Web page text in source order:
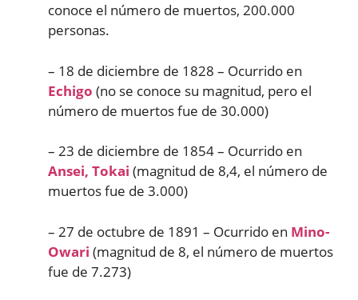
conoce el número de muertos, 200.000
personas.
– 18 de diciembre de 1828 – Ocurrido en
Echigo (no se conoce su magnitud, pero el
número de muertos fue de 30.000)
– 23 de diciembre de 1854 – Ocurrido en
Ansei, Tokai (magnitud de 8,4, el número de
muertos fue de 3.000)
– 27 de octubre de 1891 – Ocurrido en Mino-
Owari (magnitud de 8, el número de muertos
fue de 7.273)